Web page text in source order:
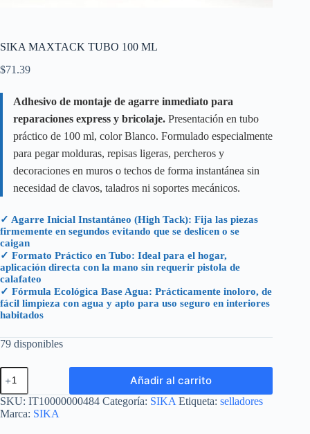
SIKA MAXTACK TUBO 100 ML
$71.39
Adhesivo de montaje de agarre inmediato para
reparaciones express y bricolaje. Presentación en tubo
práctico de 100 ml, color Blanco. Formulado especialmente
para pegar molduras, repisas ligeras, percheros y
decoraciones en muros o techos de forma instantánea sin
necesidad de clavos, taladros ni soportes mecánicos.
✓ Agarre Inicial Instantáneo (High Tack): Fija las piezas
firmemente en segundos evitando que se deslicen o se
caigan
✓ Formato Práctico en Tubo: Ideal para el hogar,
aplicación directa con la mano sin requerir pistola de
calafateo
✓ Fórmula Ecológica Base Agua: Prácticamente inoloro, de
fácil limpieza con agua y apto para uso seguro en interiores
habitados
79 disponibles
SIKA
MAXTACK
TUBO
100
ML
Añadir al carrito
SKU: IT10000000484 Categoría: SIKA Etiqueta: selladores
Marca: SIKA